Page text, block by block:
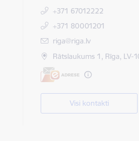
+371 67012222
+371 80001201
E-pasts:
riga@riga.lv
Rātslaukums 1, Rīga, LV-
Visi kontakti